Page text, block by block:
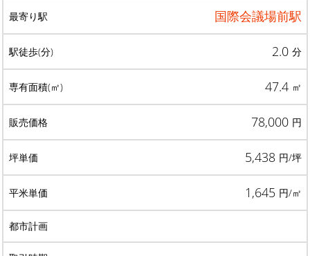
国際会議場前駅
2.0 分
47.4 ㎡
78,000 円
5,438 円/坪
1,645 円/㎡